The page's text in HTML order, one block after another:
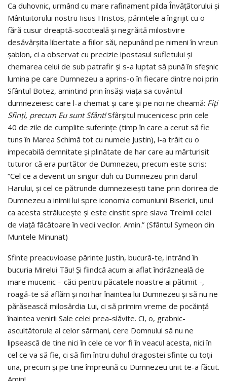
Ca duhovnic, urmând cu mare rafinament pilda Învăţătorului şi
Mântuitorului nostru Iisus Hristos, părintele a îngrijit cu o
fără cusur dreaptă-socoteală şi negrăită milostivire
desăvârşita libertate a fiilor săi, nepunând pe nimeni în vreun
şablon, ci a observat cu precizie ipostasul sufletului şi
chemarea celui de sub patrafir şi s-a luptat să pună în sfeşnic
lumina pe care Dumnezeu a aprins-o în fiecare dintre noi prin
Sfântul Botez, amintind prin însăşi viaţa sa cuvântul
dumnezeiesc care l-a chemat şi care şi pe noi ne cheamă: Fiţi
Sfinţi, precum Eu sunt Sfânt!Sfârşitul mucenicesc prin cele
40 de zile de cumplite suferinţe (timp în care a cerut să fie
tuns în Marea Schimă tot cu numele Justin), l-a trăit cu o
impecabilă demnitate şi plinătate de har care au mărturisit
tuturor că era purtător de Dumnezeu, precum este scris:
“Cel ce a devenit un singur duh cu Dumnezeu prin darul
Harului, şi cel ce pătrunde dumnezeieşti taine prin dorirea de
Dumnezeu a inimii lui spre iconomia comuniunii Bisericii, unul
ca acesta străluceşte şi este cinstit spre slava Treimii celei
de viaţă făcătoare în vecii vecilor. Amin.” (Sfântul Symeon din
Muntele Minunat)
Sfinte preacuvioase părinte Justin, bucură-te, intrând în
bucuria Mirelui Tău! Şi fiindcă acum ai aflat îndrăzneală de
mare mucenic – căci pentru păcatele noastre ai pătimit -,
roagă-te să aflăm şi noi har înaintea lui Dumnezeu şi să nu ne
părăsească milosârdia Lui, ci să primim vreme de pocăinţă
înaintea venirii Sale celei prea-slăvite. Ci, o, grabnic-
ascultătorule al celor sărmani, cere Domnului să nu ne
lipsească de tine nici în cele ce vor fi în veacul acesta, nici în
cel ce va să fie, ci să fim întru duhul dragostei sfinte cu toţii
una, precum şi pe tine împreună cu Dumnezeu unit te-a făcut.